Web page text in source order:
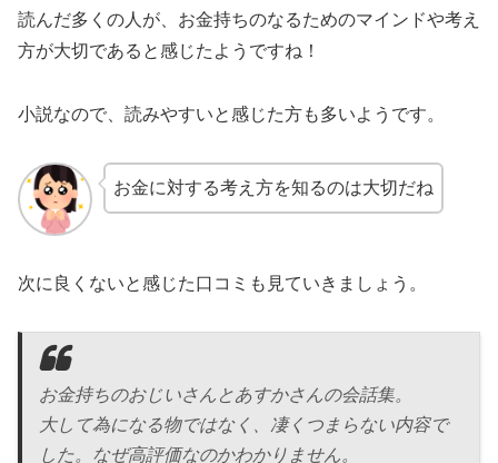
読んだ多くの人が、お金持ちのなるためのマインドや考え
方が大切であると感じたようですね！
小説なので、読みやすいと感じた方も多いようです。
お金に対する考え方を知るのは大切だね
次に良くないと感じた口コミも見ていきましょう。
お金持ちのおじいさんとあすかさんの会話集。
大して為になる物ではなく、凄くつまらない内容で
した。なぜ高評価なのかわかりません。